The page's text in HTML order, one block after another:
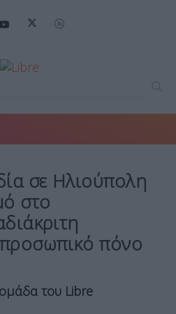
σε Ηλιούπολη
στο
πόνο
του Libre